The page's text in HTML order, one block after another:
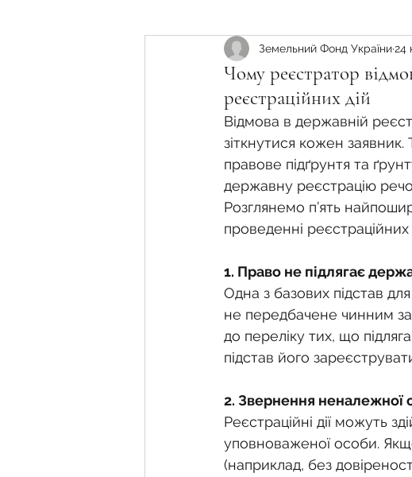
Ринок землі Податки
Фермерське господарство
Новини земельного
Нормативно-грошова оцінка
Сервітут Державна
Загальні правові питання
Чому реєстратор
реєстраційних дій
Земельний Фонд України24
Відмова в державній
зіткнутися кожен
правове підґрунтя та
державну реєстрацію
Розглянемо п’ять
проведенні реєстраційних
1. Право не підлягає
Одна з базових підстав
не передбачене чинним
до переліку тих, що
підстав його
2. Звернення неналежної
Реєстраційні дії можуть
уповноваженої особи.
(наприклад, без